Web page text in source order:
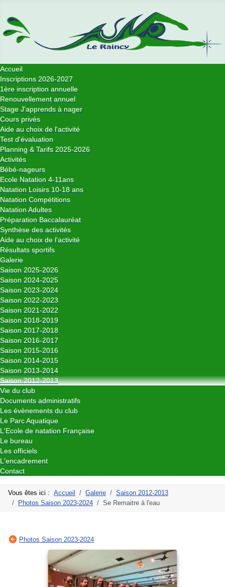
Accueil
Inscriptions 2026-2027
1ère inscription annuelle
Renouvellement annuel
Stage J'apprends à nager
Cours privés
Aide au choix de l'activité
Test d'évaluation
Planning & Tarifs 2025-2026
Activités
Bébé-nageurs
Ecole Natation 4-11ans
Natation Loisirs 10-18 ans
Natation Compétitions
Natation Adultes
Préparation Baccalauréat
Synthèse des activités
Aide au choix de l'activité
Résultats sportifs
Galerie
Saison 2025-2026
Saison 2024-2025
Saison 2023-2024
Saison 2022-2023
Saison 2021-2022
Saison 2018-2019
Saison 2017-2018
Saison 2016-2017
Saison 2015-2016
Saison 2014-2015
Saison 2013-2014
Saison 2012-2013
Vie du club
Documents administratifs
Les évènements du club
Le Parc Aquatique
L'Ecole de natation Française
Le bureau
Les officiels
L'encadrement
Contact
Vous êtes ici : Accueil Galerie
Saison 2012-2013
Photos Saison 2023-2024
Se Remaitre à l'eau
Photos Saison 2023-2024